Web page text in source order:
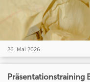
26. Mai 2026
Präsentationstraining